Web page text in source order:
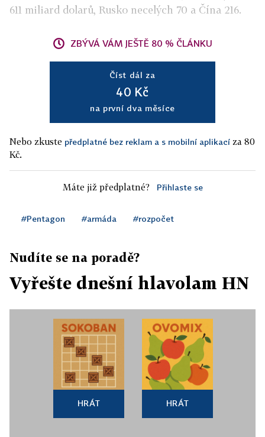
611 miliard dolarů, Rusko necelých 70 a Čína 216.
ZBÝVÁ VÁM JEŠTĚ 80 % ČLÁNKU
Číst dál za
40 Kč
na první dva měsíce
Nebo zkuste předplatné bez reklam a s mobilní aplikací za 80
Kč.
Máte již předplatné? Přihlaste se
#Pentagon #armáda #rozpočet
Nudíte se na poradě?
Vyřešte dnešní hlavolam HN
HRÁT HRÁT